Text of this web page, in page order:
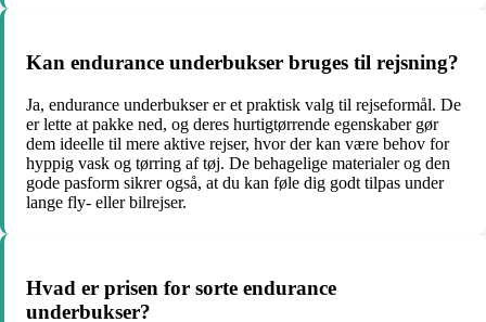
Kan endurance underbukser bruges til rejsning?
Ja, endurance underbukser er et praktisk valg til rejseformål. De
er lette at pakke ned, og deres hurtigtørrende egenskaber gør
dem ideelle til mere aktive rejser, hvor der kan være behov for
hyppig vask og tørring af tøj. De behagelige materialer og den
gode pasform sikrer også, at du kan føle dig godt tilpas under
lange fly- eller bilrejser.
Hvad er prisen for sorte endurance
underbukser?